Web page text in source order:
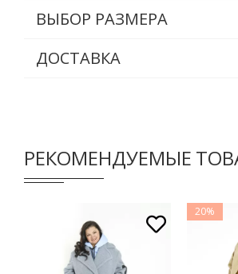
ВЫБОР РАЗМЕРА
ДОСТАВКА
РЕКОМЕНДУЕМЫЕ
20%